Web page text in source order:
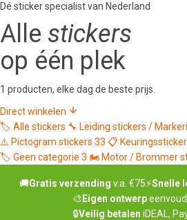
Dé sticker specialist van Nederland
Alle stickers
op één plek
1 producten, elke dag de beste prijs.
Direct winkelen
🏷️ Alle stickers 🔧 Leiding stickers /
⚠️ Pictogram stickers 33 📋
🏷️ Geen categorie 3 🏍️ Motor / Brommer
🚚Gratis verzending v.a. €75⚡Snelle
🎨 Eigen ontwerp
🔒Veilig betalen iDEAL,